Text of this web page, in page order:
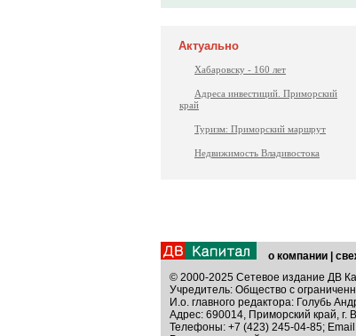
Актуально
Хабаровску - 160 лет
Адреса инвестиций. Приморский
край
Туризм: Приморский маршрут
Недвижимость Владивостока
о компании
© 2000-2025 Сетевое издание ДВ
Учредитель: Общество с
И.о. главного редактора: Голубь
Адрес: 690014, Приморский край, г.
Телефоны: +7 (423) 245-04-85;